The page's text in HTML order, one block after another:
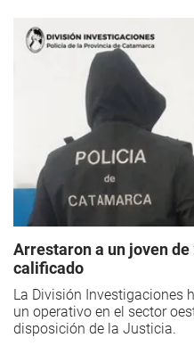
Arrestaron a un joven
calificado
La División Investigaciones
un operativo en el sector
disposición de la Justicia.